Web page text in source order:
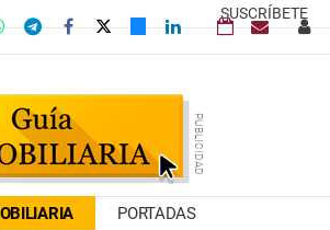
SUSCRÍBETE
PORTADAS